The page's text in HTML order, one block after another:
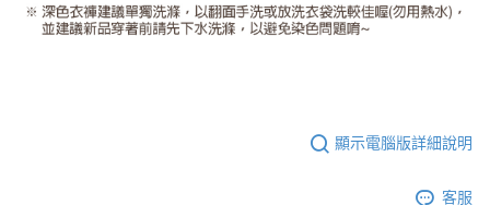
顯示電腦版詳細說明
客服